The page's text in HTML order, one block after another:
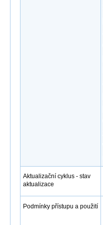
Aktualizační cyklus - stav
aktualizace
Podmínky přístupu a použití